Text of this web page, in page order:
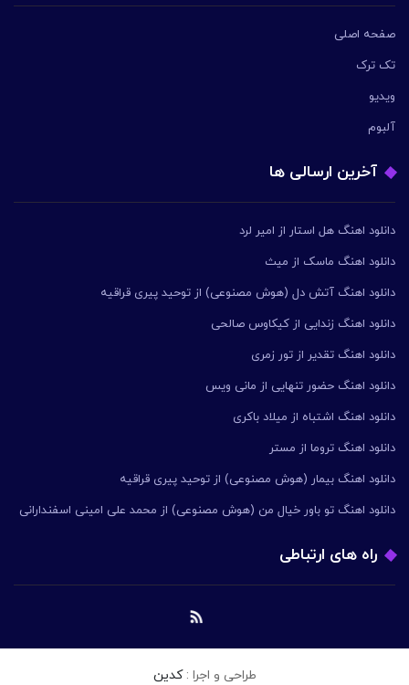
صفحه اصلی
تک ترک
ویدیو
آلبوم
آخرین ارسالی ها
دانلود اهنگ هل استار از امیر لرد
دانلود اهنگ ماسک از میث
دانلود اهنگ آتش دل (هوش مصنوعی) از توحید پیری قراقیه
دانلود اهنگ زندایی از کیکاوس صالحی
دانلود اهنگ تقدیر از تور زمری
دانلود اهنگ حضور تنهایی از مانی ویس
دانلود اهنگ اشتباه از میلاد باکری
دانلود اهنگ تروما از مستر
دانلود اهنگ بیمار (هوش مصنوعی) از توحید پیری قراقیه
دانلود اهنگ تو باور خیال من (هوش مصنوعی) از محمد علی امینی اسفندارانی
راه های ارتباطی
طراحی و اجرا :کدین